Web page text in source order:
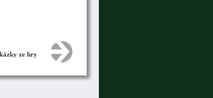
ze hry